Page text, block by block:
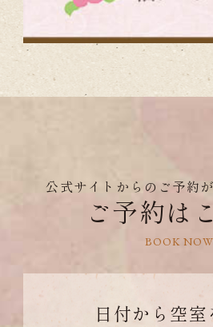
公式サイトからのご予約
ご予約は
BOOK NOW
日付から 空室